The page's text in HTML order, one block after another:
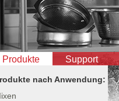
Produkte Support
nach Anwendung: